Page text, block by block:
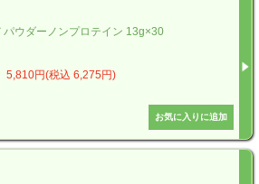
パウダーノンプロテイン 13g×30
5,810円(税込 6,275円)